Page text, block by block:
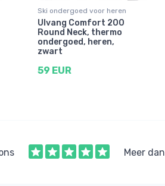
Ski ondergoed voor heren
Ulvang Comfort 200
Round Neck, thermo
ondergoed, heren,
zwart
59 EUR
Meer dan